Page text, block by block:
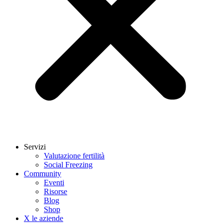
Servizi
Valutazione fertilità
Social Freezing
Community
Eventi
Risorse
Blog
Shop
X le aziende